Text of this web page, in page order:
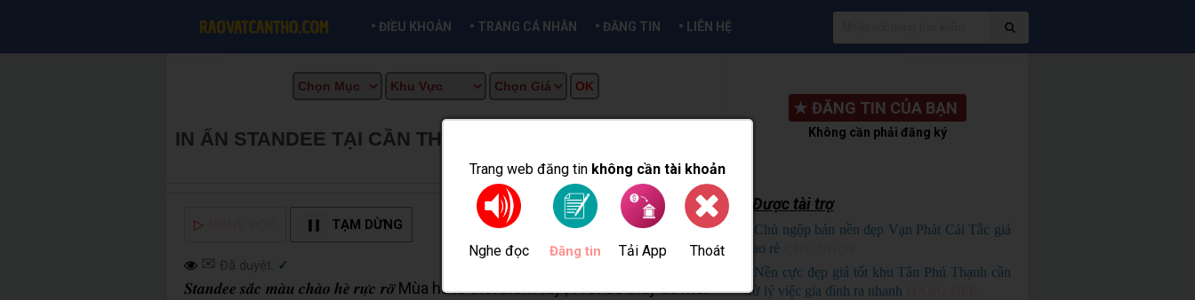
Trang web đăng tin không cần tài khoản
Nghe đọc Đăng tin Tải App Thoát
• ĐIỀU KHOẢN • TRANG CÁ NHÂN • ĐĂNG TIN • LIÊN HỆ
IN ẤN STANDEE TẠI CẦN THƠ
▷ TẠM DỪNG
✉ Đã duyệt: ✓
𝑺𝒕𝒂𝒏𝒅𝒆𝒆 𝒔𝒂̆́𝒄 𝒎𝒂̀𝒖 𝒄𝒉𝒂̀𝒐 𝒉𝒆̀ 𝒓𝒖̛̣𝒄 𝒓𝒐̛̃ Mùa hè là thời điểm tuyệt vời để thay áo mới
★ ĐĂNG TIN CỦA BẠN
Không cần phải đăng ký
Được tài trợ
Chủ ngộp bán nền đẹp Vạn Phát Cái Tắc giá
bao rẻ
Nền cực đẹp giá tốt khu Tân Phú Thạnh cần
xử lý việc gia đình ra nhanh